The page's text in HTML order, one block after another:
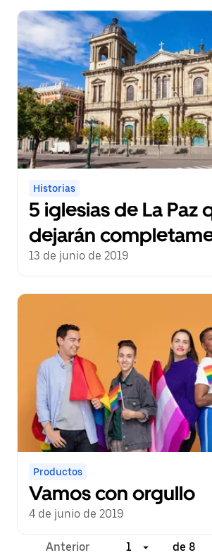
Historias
5 iglesias de La Paz
dejarán
impresionado
13 de junio de 2019
Productos
Vamos con orgullo
4 de junio de 2019
Anterior 1 de 8